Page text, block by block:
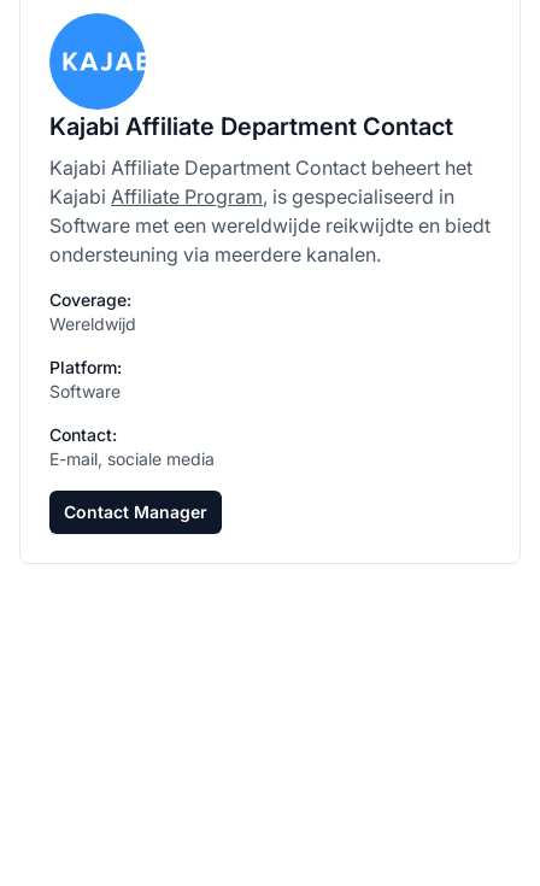
Kajabi Affiliate Department Contact
Kajabi Affiliate Department Contact beheert het
Kajabi Affiliate Program, is gespecialiseerd in
Software met een wereldwijde reikwijdte en biedt
ondersteuning via meerdere kanalen.
Coverage:
Wereldwijd
Platform:
Software
Contact:
E-mail, sociale media
Contact Manager